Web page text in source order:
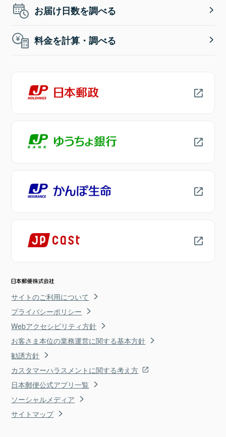
お届け日数を調べる
料金を計算・調べる
サイトのご利用について
プライバシーポリシー
Webアクセシビリティ方針
お客さま本位の業務運営に関する基本方針
勧誘方針
カスタマーハラスメントに関する考え方
日本郵便公式アプリ一覧
ソーシャルメディア
サイトマップ